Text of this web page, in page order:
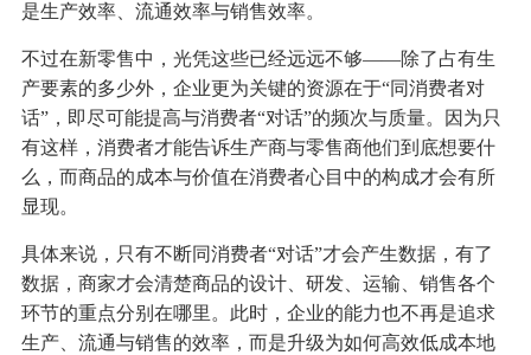
是生产效率、流通效率与销售效率。
不过在新零售中，光凭这些已经远远不够——除了占有生
产要素的多少外，企业更为关键的资源在于“同消费者对
话”，即尽可能提高与消费者“对话”的频次与质量。因为只
有这样，消费者才能告诉生产商与零售商他们到底想要什
么，而商品的成本与价值在消费者心目中的构成才会有所
显现。
具体来说，只有不断同消费者“对话”才会产生数据，有了
数据，商家才会清楚商品的设计、研发、运输、销售各个
环节的重点分别在哪里。此时，企业的能力也不再是追求
生产、流通与销售的效率，而是升级为如何高效低成本地